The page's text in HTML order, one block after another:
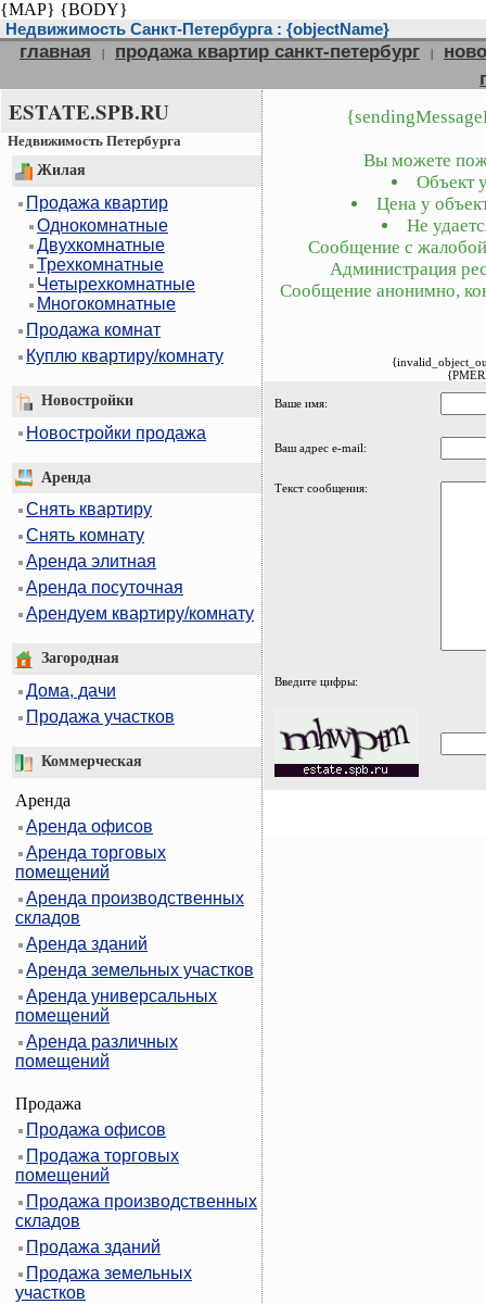
{MAP} {BODY}
Недвижимость Санкт-Петербурга : {objectName}
главная | продажа квартир санкт-петербург |
ESTATE.SPB.RU
Недвижимость Петербурга
Жилая
Продажа квартир
Однокомнатные
Двухкомнатные
Трехкомнатные
Четырехкомнатные
Многокомнатные
Продажа комнат
Куплю квартиру/комнату
Новостройки
Новостройки продажа
Аренда
Снять квартиру
Снять комнату
Аренда элитная
Аренда посуточная
Арендуем квартиру/комнату
Загородная
Дома, дачи
Продажа участков
Коммерческая
Аренда
Аренда офисов
Аренда торговых
помещений
Аренда производственных
складов
Аренда зданий
Аренда земельных участков
Аренда универсальных
помещений
Аренда различных
помещений
Продажа
Продажа офисов
Продажа торговых
помещений
Продажа производственных
складов
Продажа зданий
Продажа земельных
участков
Вы можете
Объект
Цена у
Не
Сообщение с жалобой
Администрация
Сообщение анонимно,
Ваше имя:
Ваш адрес e-mail:
Текст сообщения:
Введите цифры: